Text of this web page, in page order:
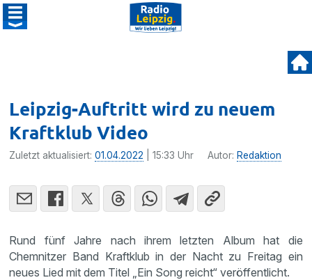
Leipzig-Auftritt wird zu neuem
Kraftklub Video
Zuletzt aktualisiert:01.04.2022 | 15:33 Uhr Autor: Redaktion
Rund fünf Jahre nach ihrem letzten Album hat die
Chemnitzer Band Kraftklub in der Nacht zu Freitag ein
neues Lied mit dem Titel „Ein Song reicht“ veröffentlicht.